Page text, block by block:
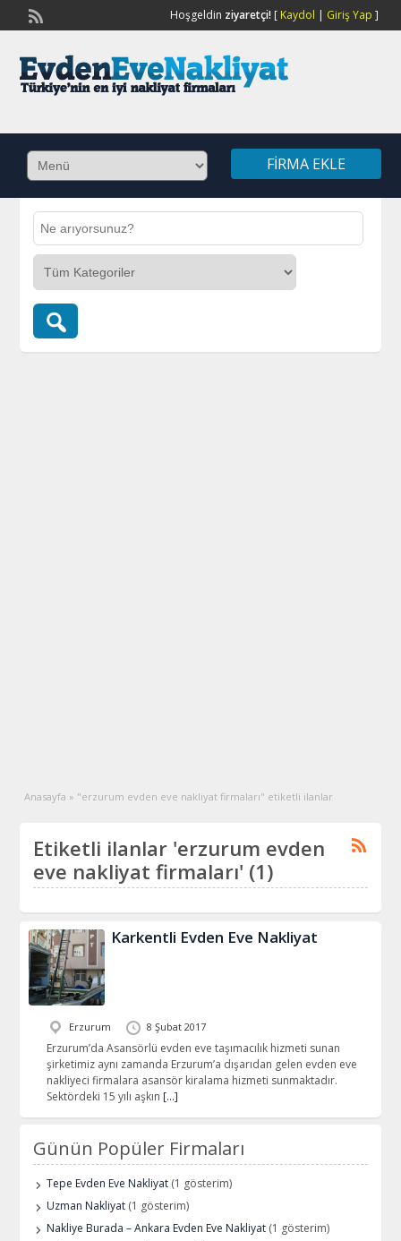
Hoşgeldin ziyaretçi![ Kaydol | Giriş Yap ]
FIRMA EKLE
Anasayfa » "erzurum evden eve nakliyat firmaları" etiketli ilanlar
Etiketli ilanlar 'erzurum evden
eve nakliyat firmaları' (1)
Karkentli Evden Eve Nakliyat
Erzurum 8 Şubat 2017
Erzurum’da Asansörlü evden eve taşımacılık hizmeti sunan
şirketimiz aynı zamanda Erzurum’a dışarıdan gelen evden eve
nakliyeci firmalara asansör kiralama hizmeti sunmaktadır.
Sektördeki 15 yılı aşkın […]
Günün Popüler Firmaları
Tepe Evden Eve Nakliyat (1 gösterim)
Uzman Nakliyat (1 gösterim)
Nakliye Burada – Ankara Evden Eve Nakliyat (1 gösterim)